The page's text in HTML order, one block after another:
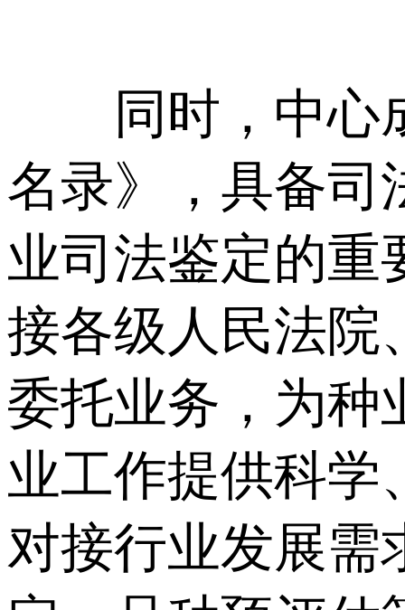
同时，中心成
名录》，具备司
业司法鉴定的重
接各级人民法院
委托业务，为种
业工作提供科学
对接行业发展需